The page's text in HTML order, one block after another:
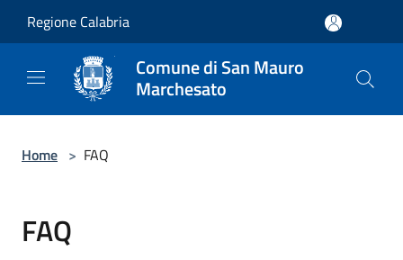
Regione Calabria
Comune di San Mauro
Marchesato
Home > FAQ
FAQ